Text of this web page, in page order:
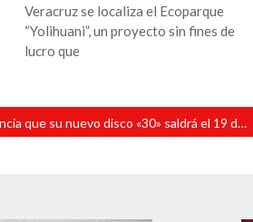
Veracruz se localiza el Ecoparque
“Yolihuani”, un proyecto sin fines de
lucro que
Adele anuncia que su nuevo disco «30» saldrá el 19 de noviembre